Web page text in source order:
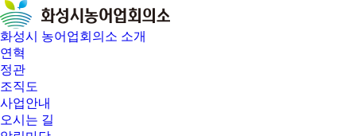
화성시 농어업회의소 소개
연혁
정관
조직도
사업안내
오시는 길